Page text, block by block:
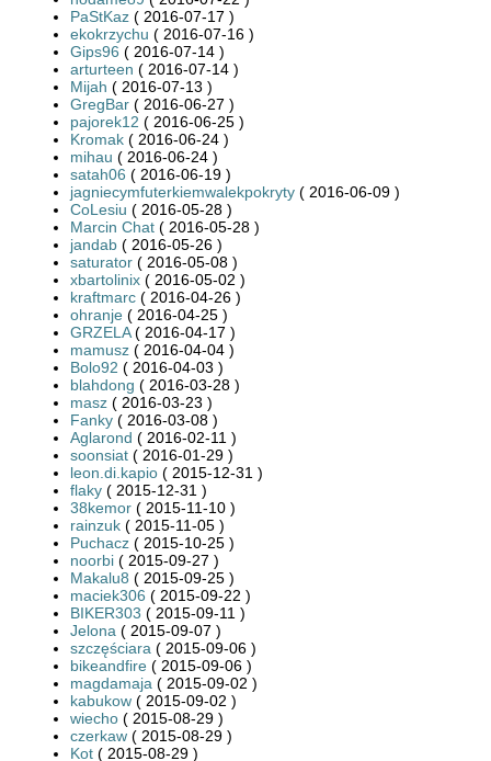
PaStKaz ( 2016-07-17 )
ekokrzychu ( 2016-07-16 )
Gips96 ( 2016-07-14 )
arturteen ( 2016-07-14 )
Mijah ( 2016-07-13 )
GregBar ( 2016-06-27 )
pajorek12 ( 2016-06-25 )
Kromak ( 2016-06-24 )
mihau ( 2016-06-24 )
satah06 ( 2016-06-19 )
jagniecymfuterkiemwalekpokryty ( 2016-06-09 )
CoLesiu ( 2016-05-28 )
Marcin Chat ( 2016-05-28 )
jandab ( 2016-05-26 )
saturator ( 2016-05-08 )
xbartolinix ( 2016-05-02 )
kraftmarc ( 2016-04-26 )
ohranje ( 2016-04-25 )
GRZELA( 2016-04-17 )
mamusz ( 2016-04-04 )
Bolo92 ( 2016-04-03 )
blahdong ( 2016-03-28 )
masz ( 2016-03-23 )
Fanky ( 2016-03-08 )
Aglarond ( 2016-02-11 )
soonsiat ( 2016-01-29 )
leon.di.kapio ( 2015-12-31 )
flaky ( 2015-12-31 )
38kemor ( 2015-11-10 )
rainzuk ( 2015-11-05 )
Puchacz ( 2015-10-25 )
noorbi ( 2015-09-27 )
Makalu8 ( 2015-09-25 )
maciek306 ( 2015-09-22 )
BIKER303 ( 2015-09-11 )
Jelona ( 2015-09-07 )
szczęściara ( 2015-09-06 )
bikeandfire ( 2015-09-06 )
magdamaja ( 2015-09-02 )
kabukow ( 2015-09-02 )
wiecho ( 2015-08-29 )
czerkaw ( 2015-08-29 )
Kot ( 2015-08-29 )